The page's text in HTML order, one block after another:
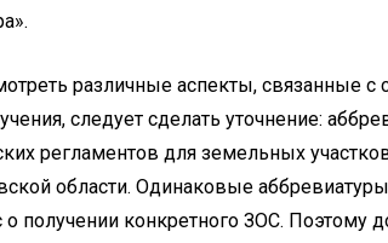
различные аспекты, связанные
следует сделать уточнение:
регламентов для земельных
области. Одинаковые
о получении конкретного ЗОС. Поэтому